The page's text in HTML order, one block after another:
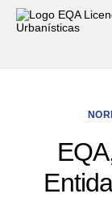
Servicios